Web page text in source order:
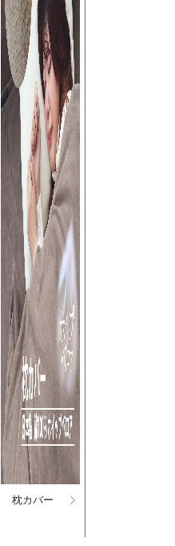
枕カバー